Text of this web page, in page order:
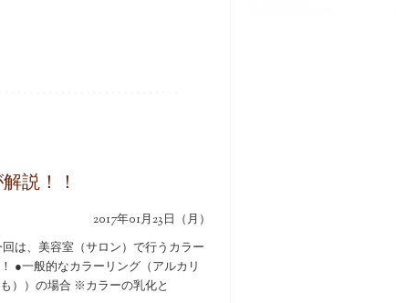
説！！
2017年01月23日（月）
は、美容室（サロン）で行うカラー
●一般的なカラーリング（アルカリ
））の場合 ※カラーの乳化と